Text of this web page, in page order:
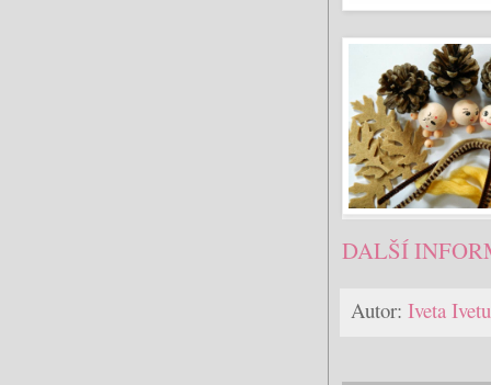
DALŠÍ
Autor: Iveta